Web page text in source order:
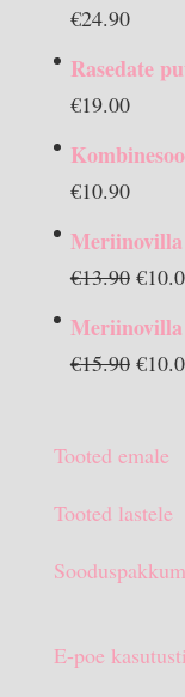
€24.90
Rasedate
€19.00
€10.90
€13.90 €
€15.90
€15.90.
€
Tooted emale
Tooted lastele
E-poe